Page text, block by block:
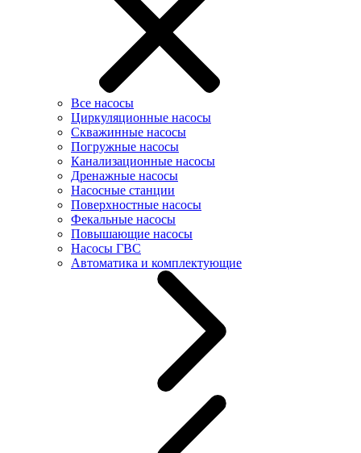
Все насосы
Циркуляционные насосы
Скважинные насосы
Погружные насосы
Канализационные насосы
Дренажные насосы
Насосные станции
Поверхностные насосы
Фекальные насосы
Повышающие насосы
Насосы ГВС
Автоматика и комплектующие